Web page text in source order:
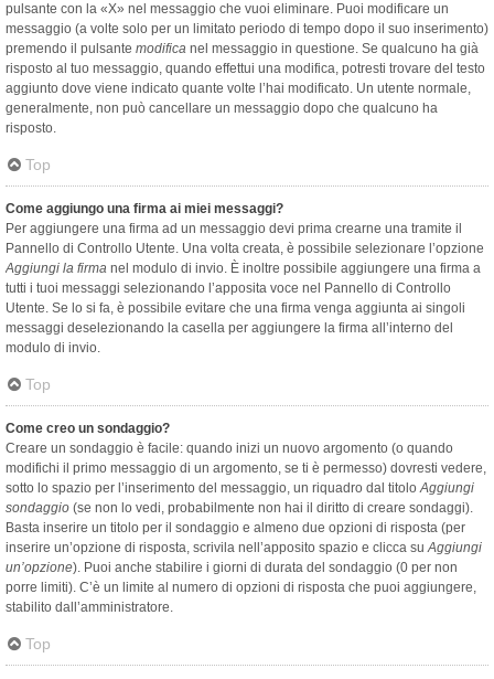
pulsante con la «X» nel messaggio che vuoi eliminare. Puoi modificare un
messaggio (a volte solo per un limitato periodo di tempo dopo il suo inserimento)
premendo il pulsante modifica nel messaggio in questione. Se qualcuno ha già
risposto al tuo messaggio, quando effettui una modifica, potresti trovare del testo
aggiunto dove viene indicato quante volte l’hai modificato. Un utente normale,
generalmente, non può cancellare un messaggio dopo che qualcuno ha
risposto.
Top
Come aggiungo una firma ai miei messaggi?
Per aggiungere una firma ad un messaggio devi prima crearne una tramite il
Pannello di Controllo Utente. Una volta creata, è possibile selezionare l’opzione
Aggiungi la firma nel modulo di invio. È inoltre possibile aggiungere una firma a
tutti i tuoi messaggi selezionando l’apposita voce nel Pannello di Controllo
Utente. Se lo si fa, è possibile evitare che una firma venga aggiunta ai singoli
messaggi deselezionando la casella per aggiungere la firma all’interno del
modulo di invio.
Top
Come creo un sondaggio?
Creare un sondaggio è facile: quando inizi un nuovo argomento (o quando
modifichi il primo messaggio di un argomento, se ti è permesso) dovresti vedere,
sotto lo spazio per l’inserimento del messaggio, un riquadro dal titoloAggiungi
sondaggio (se non lo vedi, probabilmente non hai il diritto di creare sondaggi).
Basta inserire un titolo per il sondaggio e almeno due opzioni di risposta (per
inserire un’opzione di risposta, scrivila nell’apposito spazio e clicca suAggiungi
un’opzione). Puoi anche stabilire i giorni di durata del sondaggio (0 per non
porre limiti). C’è un limite al numero di opzioni di risposta che puoi aggiungere,
stabilito dall’amministratore.
Top